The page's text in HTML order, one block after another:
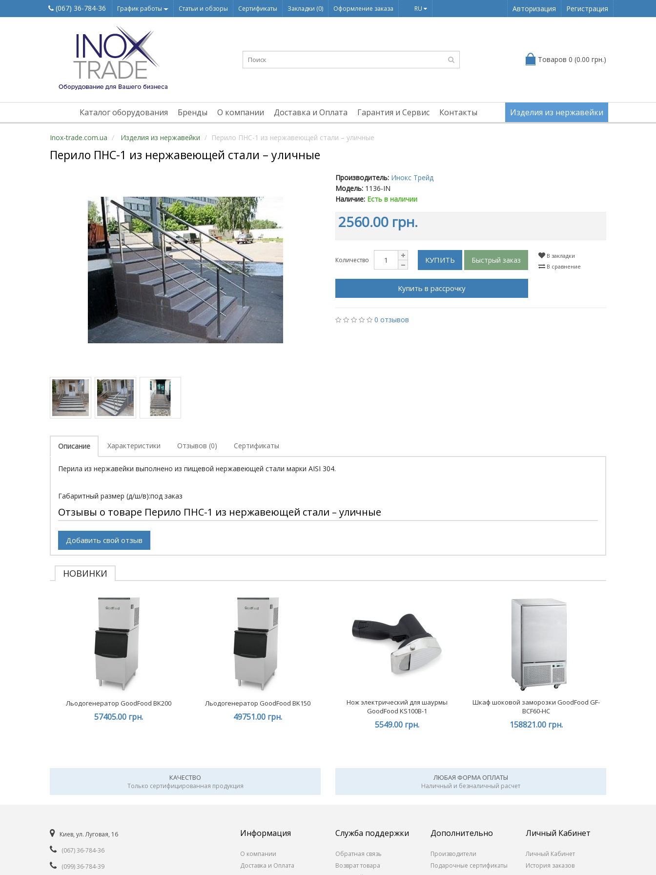
(067) 36-784-36 График работы Статьи и обзоры Сертификаты Закладки (0) Оформление заказа RU Авторизация Регистрация
Товаров 0 (0.00 грн.)
Каталог оборудования Бренды О компании Доставка и Оплата Гарантия и Сервис Контакты Изделия из нержавейки
Inox-trade.com.ua Изделия из нержавейки Перило ПНС-1 из нержавеющей стали – уличные
Перило ПНС-1 из нержавеющей стали – уличные
Производитель: Инокс Трейд
Модель: 1136-IN
Наличие: Есть в наличии
2560.00 грн.
Количество КУПИТЬ Быстрый заказ
Купить в рассрочку
В закладки
В сравнение
0 отзывов
Описание Характеристики Отзывов (0) Сертификаты
Перила из нержавейки выполнено из пищевой нержавеющей стали марки АISI 304.
Габаритный размер (д/ш/в):под заказ
Отзывы о товаре Перило ПНС-1 из нержавеющей стали – уличные
Добавить свой отзыв
НОВИНКИ
Льодогенератор GoodFood BK200
57405.00 грн.
Льодогенератор GoodFood BK150
49751.00 грн.
Нож электрический для шаурмы
GoodFood KS100B-1
5549.00 грн.
Шкаф шоковой заморозки GoodFood GF-
BCF60-HC
158821.00 грн.
КАЧЕСТВО
Только сертифицированная продукция
ЛЮБАЯ ФОРМА ОПЛАТЫ
Наличный и безналичный расчет
Киев, ул. Луговая, 16
(067) 36-784-36
(099) 36-784-39
Информация
О компании
Доставка и Оплата
Служба поддержки
Обратная связь
Возврат товара
Дополнительно
Производители
Подарочные сертификаты
Личный Кабинет
Личный Кабинет
История заказов